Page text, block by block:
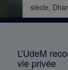
siècle,
L’UdeM
vie privée